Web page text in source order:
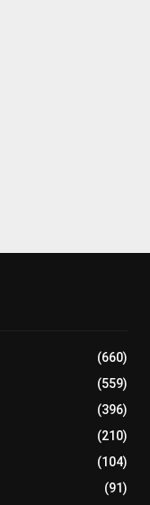
(660)
(559)
(396)
(210)
(104)
(91)